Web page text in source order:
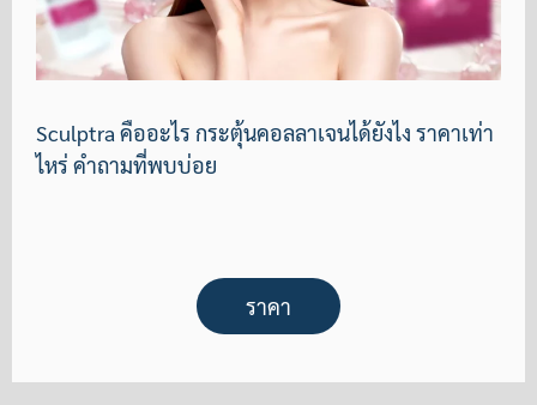
Sculptra คืออะไร กระตุ้นคอลลาเจนได้ยังไง ราคาเท่า
ไหร่ คำถามที่พบบ่อย
ราคา